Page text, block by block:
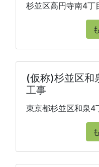
杉並区高円寺南4
(仮称)杉並区和
工事
東京都杉並区和泉4